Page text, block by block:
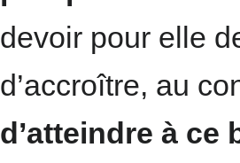
devoir pour elle
d’accroître, au
d’atteindre à ce